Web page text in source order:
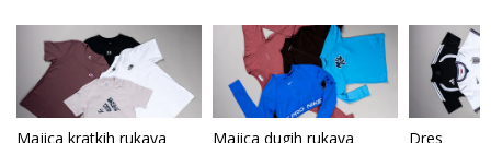
Majica kratkih rukava Majica dugih rukava Dres